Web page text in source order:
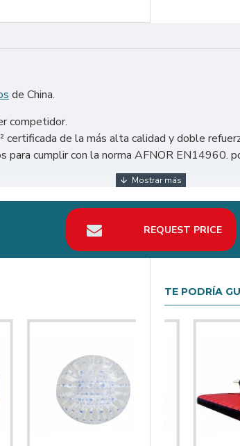
de China.
competidor.
de la más alta calidad y doble
para cumplir con la norma AFNOR
México, Argentina, Chile, etc.
el mejor retorno de la inversión en su
REQUEST PRICE
TE PODRÍA